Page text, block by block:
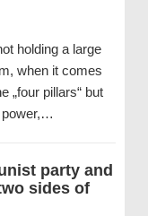
holding a large
when it comes
„four pillars“ but
power,…
party and
sides of